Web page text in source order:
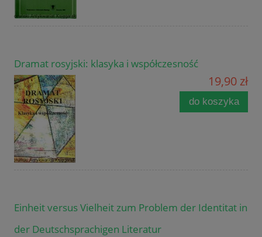
Dramat rosyjski: klasyka i współczesność
19,90 zł
do koszyka
Einheit versus Vielheit zum Problem der Identitat in
der Deutschsprachigen Literatur